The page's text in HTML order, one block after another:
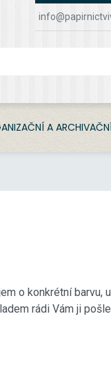
A
o konkrétní barvu,
rádi Vám ji